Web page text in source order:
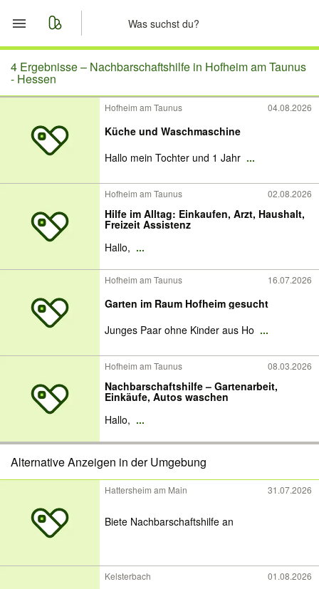
Start
Merkliste
Nachrichten
4 Ergebnisse – Nachbarschaftshilfe in Hofheim am Taunus
- Hessen
Hofheim am Taunus 04.08.2026
Küche und Waschmaschine
Hallo mein Tochter und 1 Jahr ...
Hofheim am Taunus 02.08.2026
Hilfe im Alltag: Einkaufen, Arzt, Haushalt,
Freizeit Assistenz
Hallo, ...
Hofheim am Taunus 16.07.2026
Garten im Raum Hofheim gesucht
Junges Paar ohne Kinder aus Ho ...
Hofheim am Taunus 08.03.2026
Nachbarschaftshilfe – Gartenarbeit,
Einkäufe, Autos waschen
Hallo, ...
Alternative Anzeigen in der Umgebung
Hattersheim am Main 31.07.2026
Biete Nachbarschaftshilfe an
Kelsterbach 01.08.2026